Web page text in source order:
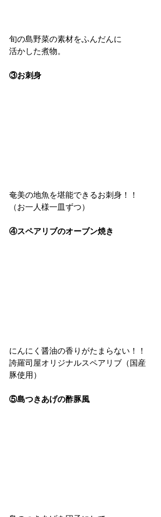
旬の島野菜の素材をふんだんに
活かした煮物。
③お刺身
奄美の地魚を堪能できるお刺身！！
（お一人様一皿ずつ）
④スペアリブのオーブン焼き
にんにく醤油の香りがたまらない！！
誇羅司屋オリジナルスペアリブ（国産
豚使用）
⑤島つきあげの酢豚風